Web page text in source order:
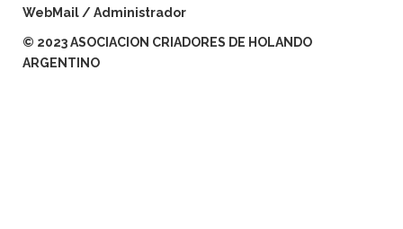
WebMail/Administrador
© 2023 ASOCIACION CRIADORES DE HOLANDO
ARGENTINO